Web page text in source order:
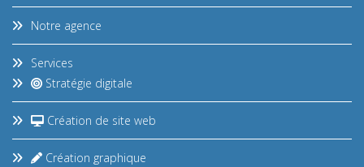
Notre agence
Services
Stratégie digitale
Création de site web
Création graphique